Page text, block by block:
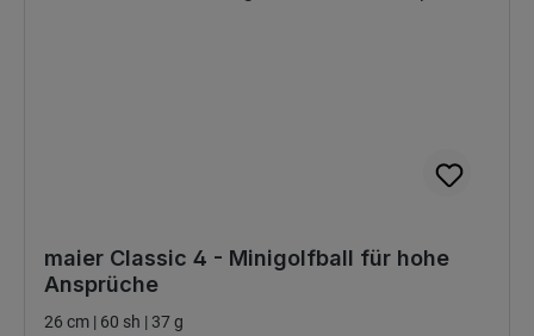
maier Classic 4 - Minigolfball für hohe
Ansprüche
26 cm | 60 sh | 37 g